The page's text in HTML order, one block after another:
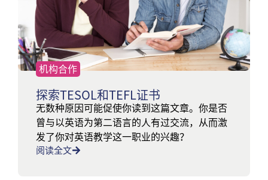
机构合作
探索TESOL和TEFL证书
无数种原因可能促使你读到这篇文章。你是否
曾与以英语为第二语言的人有过交流，从而激
发了你对英语教学这一职业的兴趣？
阅读全文